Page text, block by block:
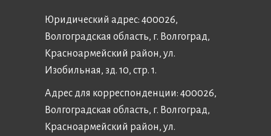
Юридический адрес: 400026,
Волгоградская область, г. Волгоград,
Красноармейский район, ул.
Изобильная, зд. 10, стр. 1.
Адрес для корреспонденции: 400026,
Волгоградская область, г. Волгоград,
Красноармейский район, ул.